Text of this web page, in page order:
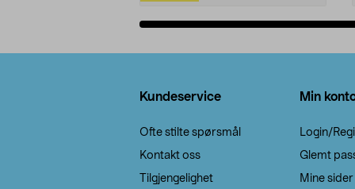
Kundeservice
Ofte stilte spørsmål
Kontakt oss
Tilgjengelighet
Min
Login/
Glemt
Mine sider